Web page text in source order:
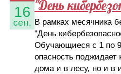
16
сен.
"День
В рамках месячника
"День
Обучающиеся с 1 по
опасность поджидает
дома и в лесу, но и в